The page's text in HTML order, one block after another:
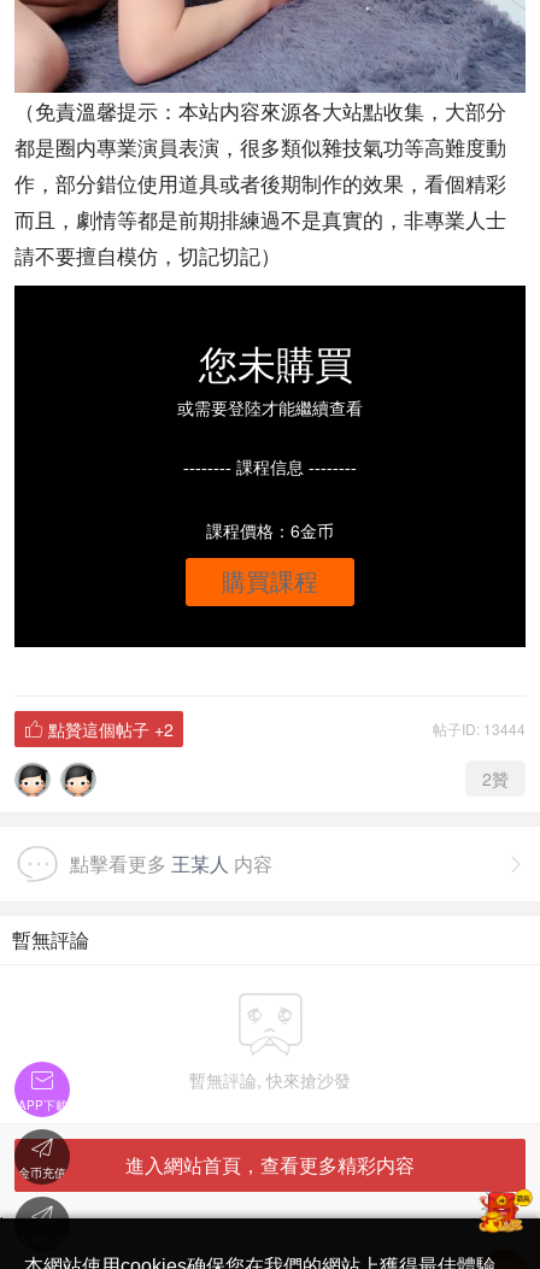
（免責溫馨提示：本站内容來源各大站點收集，大部分
都是圈内專業演員表演，很多類似雜技氣功等高難度動
作，部分錯位使用道具或者後期制作的效果，看個精彩
而且，劇情等都是前期排練過不是真實的，非專業人士
請不要擅自模仿，切記切記）
您未購買
或需要登陸才能繼續查看
-------- 課程信息 --------
課程價格：6金币
購買課程
帖子ID: 13444
 點贊這個帖子 +2
2贊

點擊看更多 王某人 内容
暫無評論

暫無評論, 快來搶沙發
進入網站首頁，查看更多精彩内容
'
简体中文版

APP下載

金币充值
